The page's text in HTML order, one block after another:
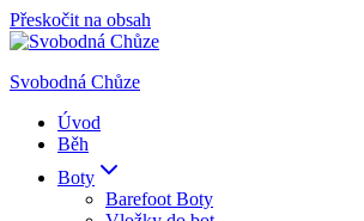
Přeskočit na obsah
Svobodná Chůze
Úvod
Běh
Boty
Barefoot Boty